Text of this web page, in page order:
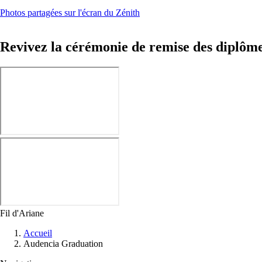
Photos partagées sur l'écran du Zénith
Revivez la cérémonie de remise des
Fil d'Ariane
Accueil
Audencia Graduation